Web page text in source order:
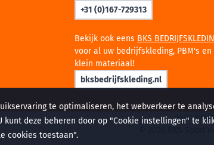
+31 (0)167-729313
Bekijk ook eens BKS
voor al uw bedrijfskleding, PBM's en
klein materiaal!
bksbedrijfskleding.nl
KvK:
te optimaliseren, het webverkeer te
kunt deze beheren door op "Cookie instellingen" te
cookies toestaan".